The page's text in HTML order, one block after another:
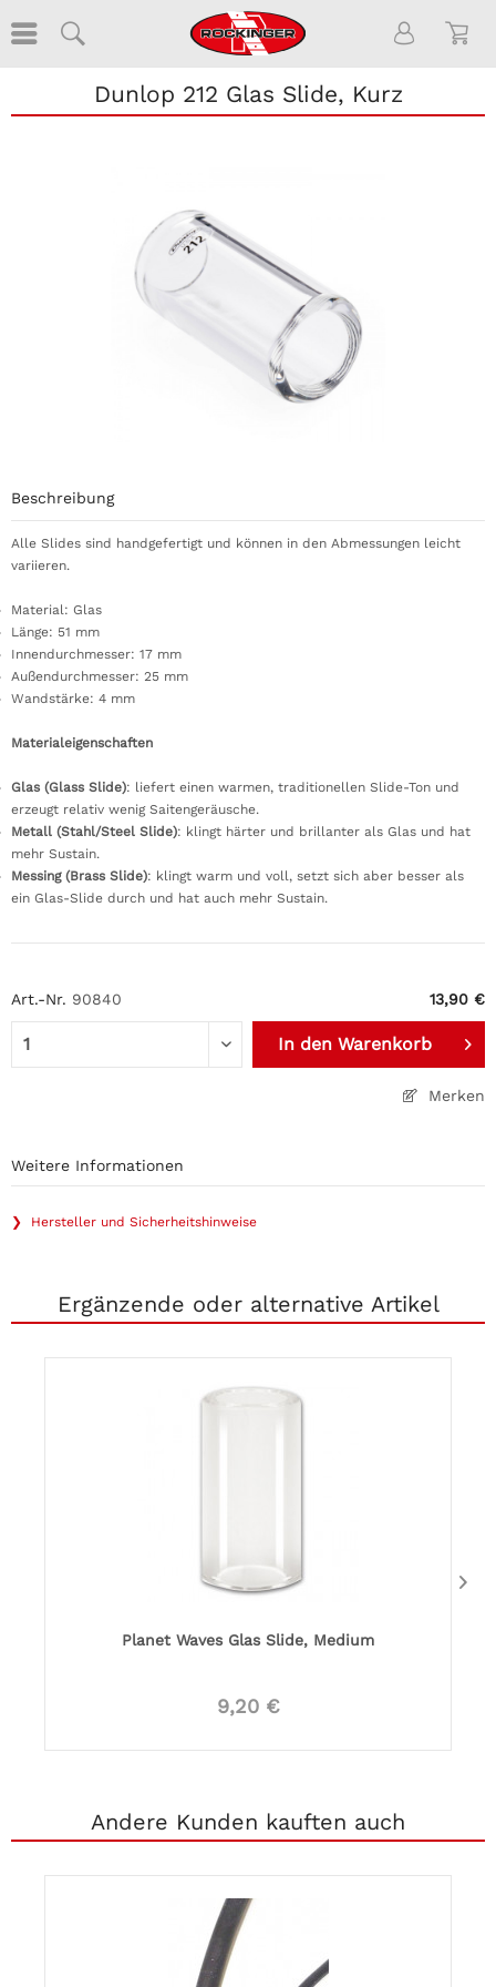
Dunlop 212 Glas Slide, Kurz
Art.-Nr. 90840 13,90 €
In den Warenkorb
Merken
Beschreibung
Alle Slides sind handgefertigt und können in den Abmessungen leicht
variieren.
Material: Glas
Länge: 51 mm
Innendurchmesser: 17 mm
Außendurchmesser: 25 mm
Wandstärke: 4 mm
Materialeigenschaften
Glas (Glass Slide): liefert einen warmen, traditionellen Slide-Ton und
erzeugt relativ wenig Saitengeräusche.
Metall (Stahl/Steel Slide): klingt härter und brillanter als Glas und hat
mehr Sustain.
Messing (Brass Slide): klingt warm und voll, setzt sich aber besser als
ein Glas-Slide durch und hat auch mehr Sustain.
Weitere Informationen
❯ Hersteller und Sicherheitshinweise
Ergänzende oder alternative Artikel
Planet Waves Glas Slide, Medium
9,20 €
Andere Kunden kauften auch